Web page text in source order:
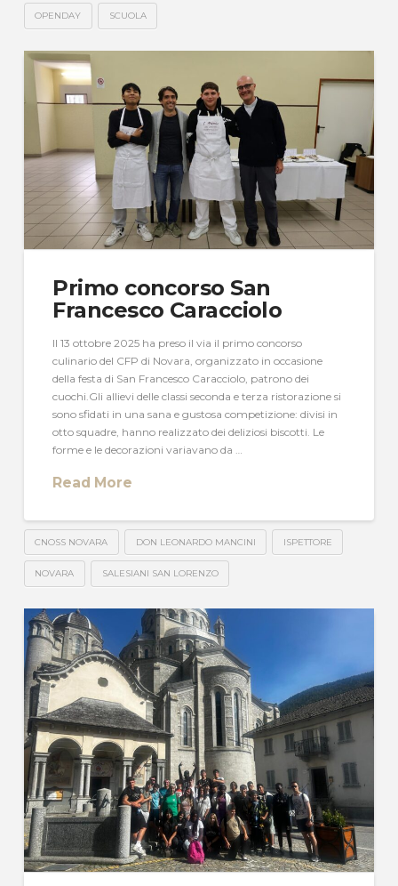
OPENDAY SCUOLA
Primo concorso San
Francesco Caracciolo
Il 13 ottobre 2025 ha preso il via il primo concorso
culinario del CFP di Novara, organizzato in occasione
della festa di San Francesco Caracciolo, patrono dei
cuochi.Gli allievi delle classi seconda e terza ristorazione si
sono sfidati in una sana e gustosa competizione: divisi in
otto squadre, hanno realizzato dei deliziosi biscotti. Le
forme e le decorazioni variavano da …
Read More
CNOSS NOVARA DON LEONARDO MANCINI ISPETTORE
NOVARA SALESIANI SAN LORENZO